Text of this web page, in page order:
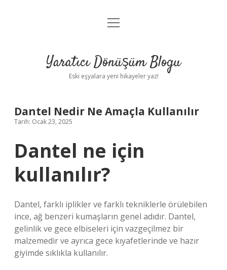
Anasayfa
Yasal Uyarı
menüyü
Yaratıcı Dönüşüm Blogu
Eski eşyalara yeni hikayeler yaz!
Dantel Nedir Ne Amaçla Kullanılır
Tarih: Ocak 23, 2025
Dantel ne için
kullanılır?
Dantel, farklı iplikler ve farklı tekniklerle örülebilen
ince, ağ benzeri kumaşların genel adıdır. Dantel,
gelinlik ve gece elbiseleri için vazgeçilmez bir
malzemedir ve ayrıca gece kıyafetlerinde ve hazır
giyimde sıklıkla kullanılır.